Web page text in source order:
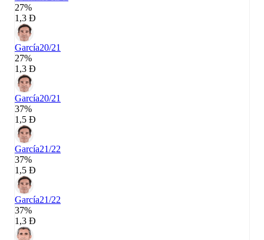
27%
1,3 Đ
García20/21
27%
1,3 Đ
García20/21
37%
1,5 Đ
García21/22
37%
1,5 Đ
García21/22
37%
1,3 Đ